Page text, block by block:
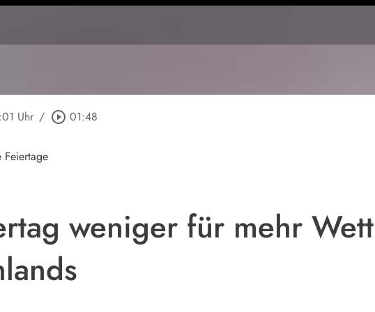
Uhr / play_circle_outline 01:48
Feiertage
weniger für mehr